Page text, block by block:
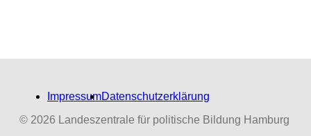
ImpressumDatenschutzerklärung
© 2026 Landeszentrale für politische Bildung Hamburg